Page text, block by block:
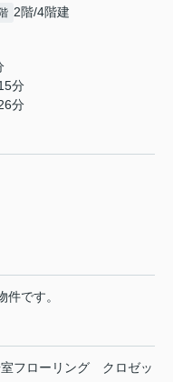
2階/4階建
分
分
です。
フローリング
クロゼッ